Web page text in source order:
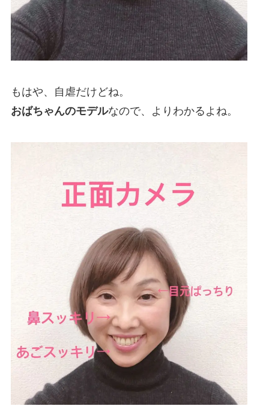
もはや、自虐だけどね。
おばちゃんのモデルなので、よりわかるよね。